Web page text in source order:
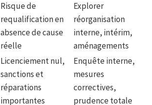
Risque de
requalification en
absence de cause
réelle
Explorer
réorganisation
interne, intérim,
aménagements
Licenciement nul,
sanctions et
réparations
importantes
Enquête interne,
mesures
correctives,
prudence totale